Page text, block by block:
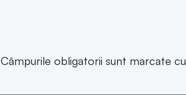
Câmpurile obligatorii sunt marcate cu